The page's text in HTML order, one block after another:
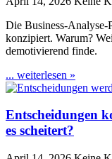
Die Business-Analyse-
konzipiert. Warum?
demotivierend finde.
... weiterlesen »
Entscheidungen
es scheitert?